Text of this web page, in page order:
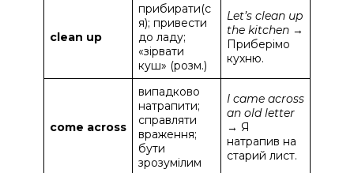
clean up
прибирати(с
я); привести
до ладу;
«зірвати
куш» (розм.)
Let’s clean up
the kitchen →
Приберімо
кухню.
come across
випадково
натрапити;
справляти
враження;
бути
зрозумілим
I came across
an old letter
→ Я
натрапив на
старий лист.